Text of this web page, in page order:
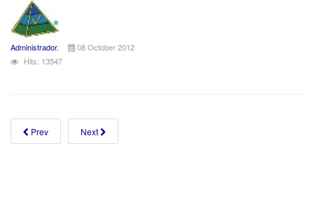
Administrador.
08 October 2012
Hits: 13547
Prev Next